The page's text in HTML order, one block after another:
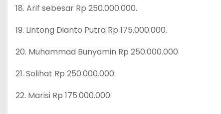
18. Arif sebesar Rp 250.000.000.
19. Lintong Dianto Putra Rp 175.000.000.
20. Muhammad Bunyamin Rp 250.000.000.
21. Solihat Rp 250.000.000.
22. Marisi Rp 175.000.000.